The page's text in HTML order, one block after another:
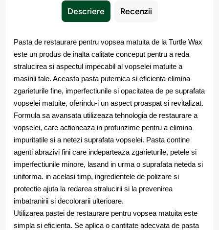
Descriere Recenzii
Pasta de restaurare pentru vopsea matuita de la Turtle Wax
este un produs de inalta calitate conceput pentru a reda
stralucirea si aspectul impecabil al vopselei matuite a
masinii tale. Aceasta pasta puternica si eficienta elimina
zgarieturile fine, imperfectiunile si opacitatea de pe suprafata
vopselei matuite, oferindu-i un aspect proaspat si revitalizat.
Formula sa avansata utilizeaza tehnologia de restaurare a
vopselei, care actioneaza in profunzime pentru a elimina
impuritatile si a netezi suprafata vopselei. Pasta contine
agenti abrazivi fini care indeparteaza zgarieturile, petele si
imperfectiunile minore, lasand in urma o suprafata neteda si
uniforma. in acelasi timp, ingredientele de polizare si
protectie ajuta la redarea stralucirii si la prevenirea
imbatranirii si decolorarii ulterioare.
Utilizarea pastei de restaurare pentru vopsea matuita este
simpla si eficienta. Se aplica o cantitate adecvata de pasta